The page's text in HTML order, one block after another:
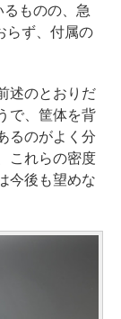
ものの、急
らず、付属の
述のとおりだ
で、筐体を背
るのがよく分
これらの密度
今後も望めな